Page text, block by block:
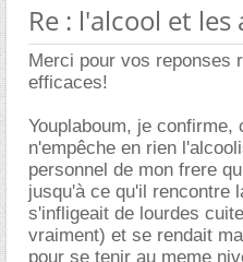
Re : l'alcool et
Merci pour vos reponses
efficaces!
Youplaboum, je confirme,
n'empêche en rien
personnel de mon frere
jusqu'à ce qu'il rencontre
s'infligeait de lourdes
vraiment) et se rendait
pour se tenir au meme